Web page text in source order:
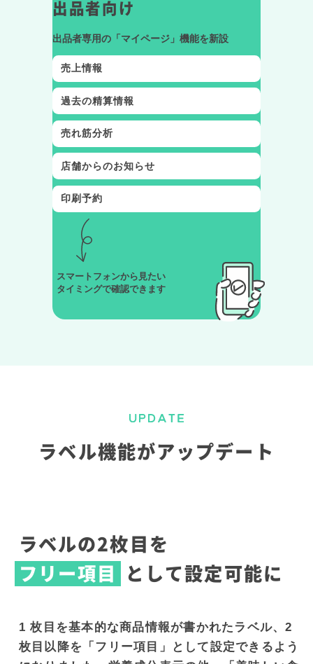
出品者向け
出品者専用の「マイページ」機能を新設
売上情報
過去の精算情報
売れ筋分析
店舗からのお知らせ
印刷予約
スマートフォンから見たい
タイミングで確認できます
ラベル機能がアップデート
ラベルの2枚目を
フリー項目
として設定可能に
1 枚⽬を基本的な商品情報が書かれたラベル、2
枚⽬以降を「フリー項⽬」として設定できるよう